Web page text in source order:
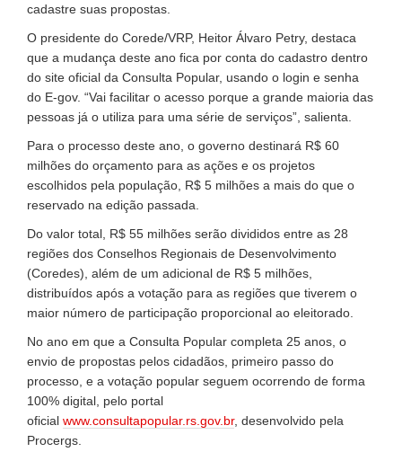
cadastre suas propostas.
O presidente do Corede/VRP, Heitor Álvaro Petry, destaca
que a mudança deste ano fica por conta do cadastro dentro
do site oficial da Consulta Popular, usando o login e senha
do E-gov. “Vai facilitar o acesso porque a grande maioria das
pessoas já o utiliza para uma série de serviços”, salienta.
Para o processo deste ano, o governo destinará R$ 60
milhões do orçamento para as ações e os projetos
escolhidos pela população, R$ 5 milhões a mais do que o
reservado na edição passada.
Do valor total, R$ 55 milhões serão divididos entre as 28
regiões dos Conselhos Regionais de Desenvolvimento
(Coredes), além de um adicional de R$ 5 milhões,
distribuídos após a votação para as regiões que tiverem o
maior número de participação proporcional ao eleitorado.
No ano em que a Consulta Popular completa 25 anos, o
envio de propostas pelos cidadãos, primeiro passo do
processo, e a votação popular seguem ocorrendo de forma
100% digital, pelo portal
oficial www.consultapopular.rs.gov.br, desenvolvido pela
Procergs.